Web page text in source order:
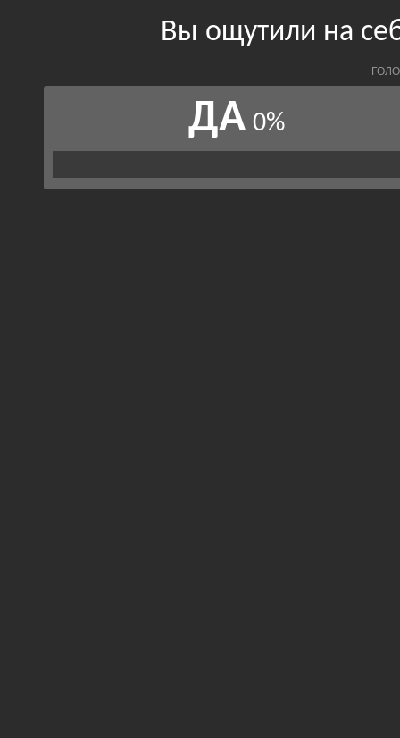
Вы ощутили на
ДА 0%